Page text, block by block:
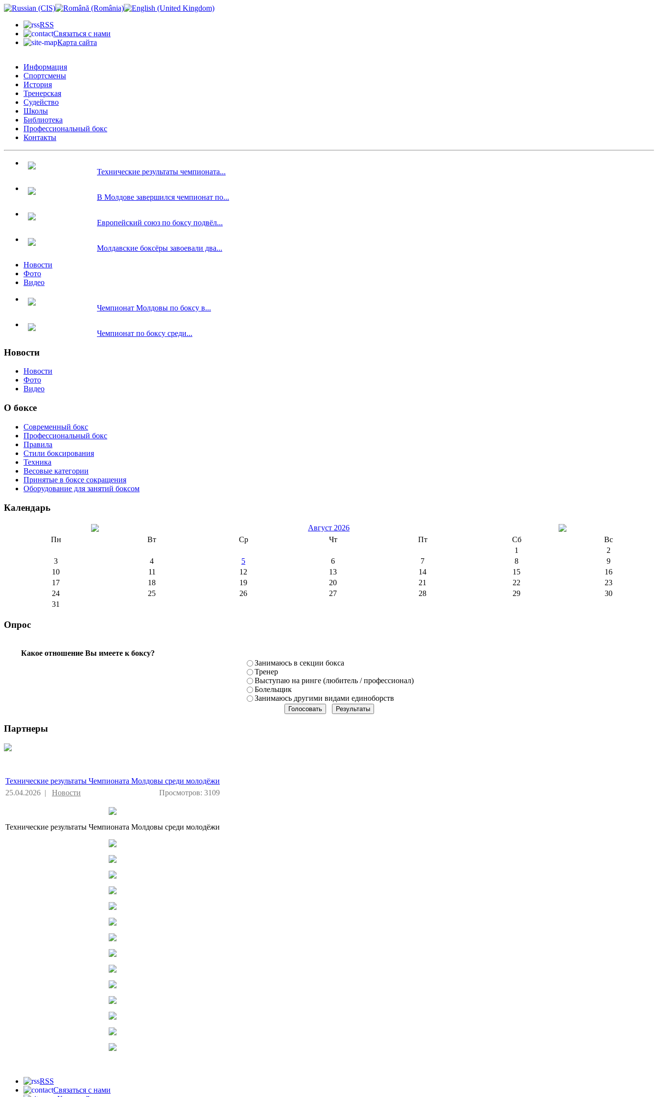
RSS
Связаться с нами
Карта сайта
Информация
Спортсмены
История
Тренерская
Судейство
Школы
Библиотека
Профессиональный бокс
Контакты
Технические результаты чемпионата...
В Молдове завершился чемпионат по...
Европейский союз по боксу подвёл...
Молдавские боксёры завоевали два...
Новости
Фото
Видео
Чемпионат Молдовы по боксу в...
Чемпионат по боксу среди...
Новости
Новости
Фото
Видео
О боксе
Современный бокс
Профессиональный бокс
Правила
Стили боксирования
Техника
Весовые категории
Принятые в боксе сокращения
Оборудование для занятий боксом
Календарь
Август 2026
Пн
Вт Ср Чт Пт Сб
Вс
1
2
3
4 5 6 7 8
9
10
11 12 13 14 15
16
17
18 19 20 21 22
23
24
25 26 27 28 29
30
31
Опрос
Какое отношение Вы имеете к боксу?
Занимаюсь в секции бокса
Тренер
Выступаю на ринге (любитель / профессионал)
Болельщик
Занимаюсь другими видами единоборств
Партнеры
Технические результаты Чемпионата Молдовы среди молодёжи
Просмотров: 3109
25.04.2026 | Новости
Технические результаты Чемпионата Молдовы среди молодёжи
RSS
Связаться с нами